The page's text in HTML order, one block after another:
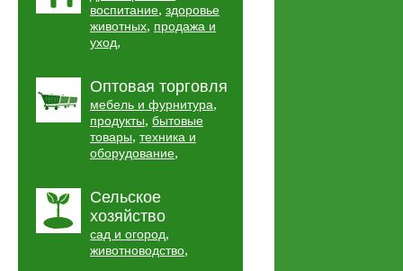
воспитание, здоровье
животных, продажа и
уход,
Оптовая торговля
мебель и фурнитура,
продукты, бытовые
товары, техника и
оборудование,
Сельское
хозяйство
сад и огород,
животноводство,